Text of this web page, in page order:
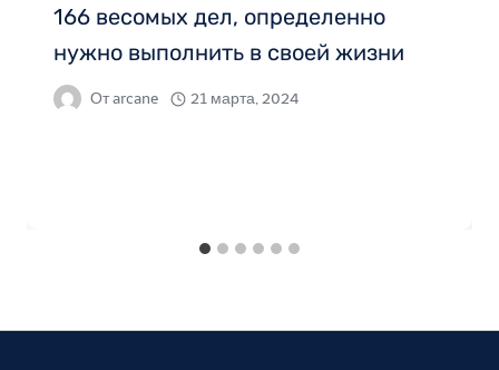
166 весомых дел, определенно
нужно выполнить в своей жизни
Отarcane 21 марта, 2024